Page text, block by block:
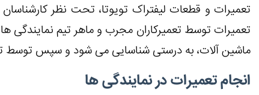
تعمیرات و قطعات لیفتراک تویوتا، تحت نظر
تعمیرات توسط تعمیرکاران مجرب و ماهر تیم نمایندگی
ماشین آلات، به درستی شناسایی می شود و سپس توسط
انجام تعمیرات در نمایندگی ها